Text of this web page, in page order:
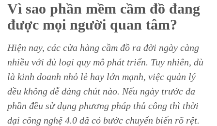
Vì sao phần mềm cầm đồ đang
được mọi người quan tâm?
Hiện nay, các cửa hàng cầm đồ ra đời ngày càng
nhiều với đủ loại quy mô phát triển. Tuy nhiên, dù
là kinh doanh nhỏ lẻ hay lớn mạnh, việc quản lý
đều không dễ dàng chút nào. Nếu ngày trước đa
phần đều sử dụng phương pháp thủ công thì thời
đại công nghệ 4.0 đã có bước chuyển biến rõ rệt.